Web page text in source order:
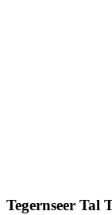
Tegernseer Tal